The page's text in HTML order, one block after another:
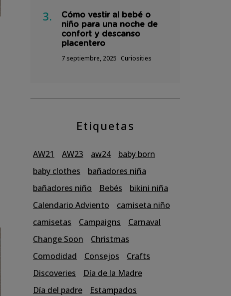
Cómo vestir al bebé o
niño para una noche de
confort y descanso
placentero
7 septiembre, 2025 Curiosities
Etiquetas
AW21 AW23 aw24
baby born
baby clothes
bañadores niña
bañadores niño
Bebés
bikini niña
Calendario Adviento
camiseta niño
camisetas
Campaigns
Carnaval
Change Soon
Christmas
Comodidad
Consejos
Crafts
Discoveries
Día de la Madre
Día del padre
Estampados